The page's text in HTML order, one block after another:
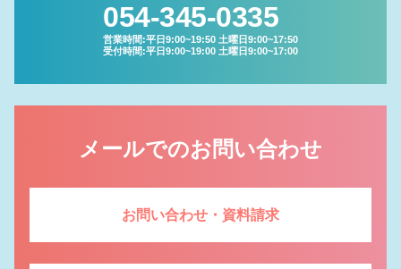
054-345-0335
営業時間:平日9:00~19:50 土曜日9:00~17:50
受付時間:平日9:00~19:00 土曜日9:00~17:00
メールでのお問い合わせ
お問い合わせ・資料請求